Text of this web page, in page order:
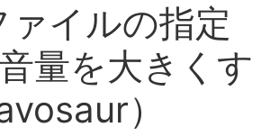
イルの指定
量を大きくす
）